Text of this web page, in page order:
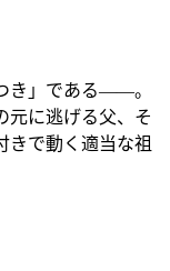
き」である――。
に逃げる父、そ
きで動く適当な祖